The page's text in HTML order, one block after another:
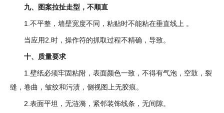
九、图案拉扯走型，不顺直
1.不平整，墙壁宽度不同，粘贴时不能粘在垂直线上 。
当应用2.时，操作符的抓取过程不精确，导致。
十、质量要求
1.壁纸必须牢固粘附，表面颜色一致，不得有气泡，空鼓，裂
缝，卷曲，皱纹和污渍，侧视图上无胶痕。
2.表面平坦，无涟漪，紧邻装饰线条，无间隙。